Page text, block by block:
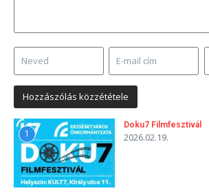
1
Doku7 Filmfesztivál
2026.02.19.